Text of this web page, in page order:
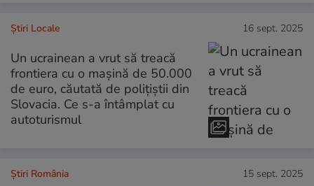
Știri Locale 16 sept. 2025
Un ucrainean a vrut să treacă
frontiera cu o mașină de 50.000
de euro, căutată de polițiștii din
Slovacia. Ce s-a întâmplat cu
autoturismul
Știri România 15 sept. 2025